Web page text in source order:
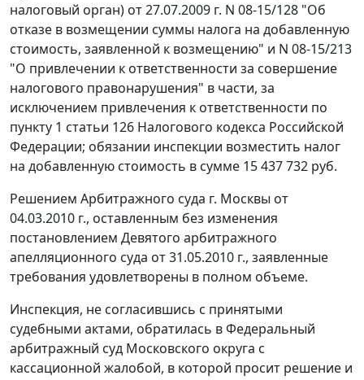
налоговый орган) от 27.07.2009 г. N 08-15/128 "Об
отказе в возмещении суммы налога на добавленную
стоимость, заявленной к возмещению" и N 08-15/213
"О привлечении к ответственности за совершение
налогового правонарушения" в части, за
исключением привлечения к ответственности по
пункту 1 статьи 126 Налогового кодекса Российской
Федерации; обязании инспекции возместить налог
на добавленную стоимость в сумме 15 437 732 руб.
Решением Арбитражного суда г. Москвы от
04.03.2010 г., оставленным без изменения
постановлением Девятого арбитражного
апелляционного суда от 31.05.2010 г., заявленные
требования удовлетворены в полном объеме.
Инспекция, не согласившись с принятыми
судебными актами, обратилась в Федеральный
арбитражный суд Московского округа с
кассационной жалобой, в которой просит решение и